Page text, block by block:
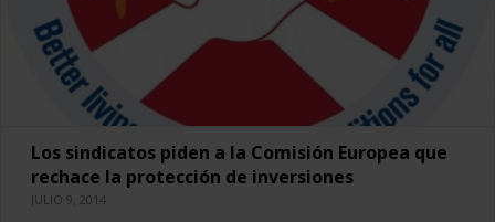
Los sindicatos piden a la Comisión Europea que
rechace la protección de inversiones
JULIO 9, 2014